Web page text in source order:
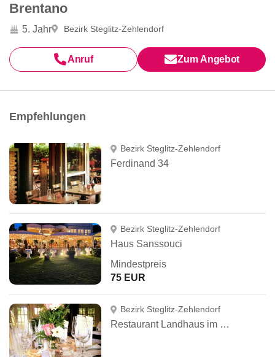
Brentano
5. Jahr Bezirk Steglitz-Zehlendorf
Anruf Zum Angebot
Empfehlungen
Bezirk Steglitz-Zehlendorf
Ferdinand 34
Bezirk Steglitz-Zehlendorf
Haus Sanssouci
Mindestpreis
75 EUR
Bezirk Steglitz-Zehlendorf
Restaurant Landhaus im Botanischen Garten